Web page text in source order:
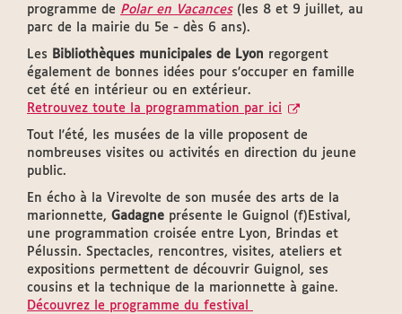
programme de Polar en Vacances(les 8 et 9 juillet, au
parc de la mairie du 5e - dès 6 ans).
Les Bibliothèques municipales de Lyon regorgent
également de bonnes idées pour s’occuper en famille
cet été en intérieur ou en extérieur.
Retrouvez toute la programmation par ici
Tout l'été, les musées de la ville proposent de
nombreuses visites ou activités en direction du jeune
public.
En écho à la Virevolte de son musée des arts de la
marionnette, Gadagne présente le Guignol (f)Estival,
une programmation croisée entre Lyon, Brindas et
Pélussin. Spectacles, rencontres, visites, ateliers et
expositions permettent de découvrir Guignol, ses
cousins et la technique de la marionnette à gaine.
Découvrez le programme du festival